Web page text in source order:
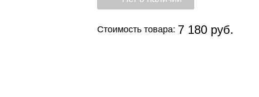
Стоимость товара: 7 180 руб.